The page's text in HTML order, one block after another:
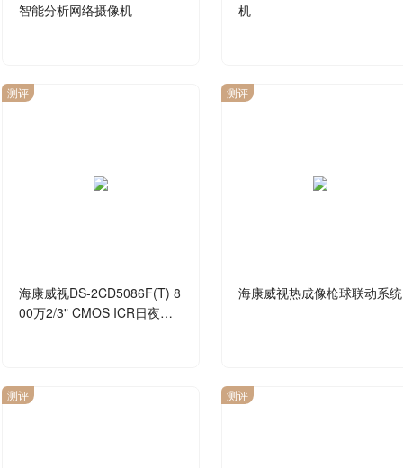
智能分析网络摄像机
机
测评
海康威视DS-2CD5086F(T) 8
00万2/3" CMOS ICR日夜型
测评
海康威视热成像枪球联动系统
测评 测评